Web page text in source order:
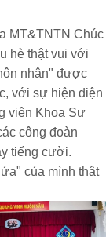
MT&TNTN Chúc
hè thật vui với
nhân" được
với sự hiện diện
viên Khoa Sư
công đoàn
tiếng cười.
của mình thật